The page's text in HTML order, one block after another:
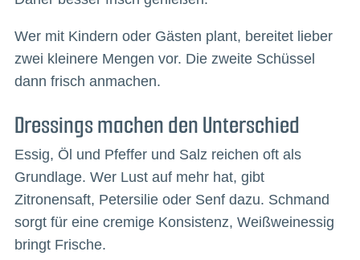
Wer mit Kindern oder Gästen plant, bereitet lieber
zwei kleinere Mengen vor. Die zweite Schüssel
dann frisch anmachen.
Dressings machen den Unterschied
Essig, Öl und Pfeffer und Salz reichen oft als
Grundlage. Wer Lust auf mehr hat, gibt
Zitronensaft, Petersilie oder Senf dazu. Schmand
sorgt für eine cremige Konsistenz, Weißweinessig
bringt Frische.